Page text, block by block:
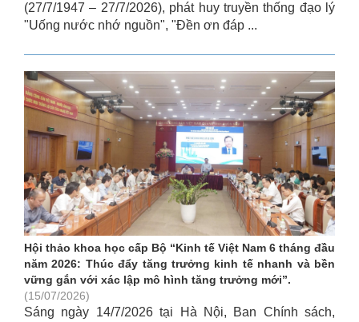
(27/7/1947 – 27/7/2026), phát huy truyền thống đạo lý
"Uống nước nhớ nguồn", "Đền ơn đáp ...
Hội thảo khoa học cấp Bộ “Kinh tế Việt Nam 6 tháng đầu
năm 2026: Thúc đẩy tăng trưởng kinh tế nhanh và bền
vững gắn với xác lập mô hình tăng trưởng mới”.
(15/07/2026)
Sáng ngày 14/7/2026 tại Hà Nội, Ban Chính sách,